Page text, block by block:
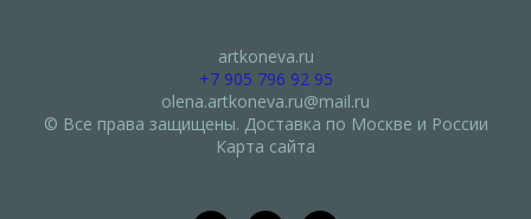
artkoneva.ru
+7 905 796 92 95
olena.artkoneva.ru@mail.ru
© Все права защищены. Доставка по Москве и России
Карта сайта